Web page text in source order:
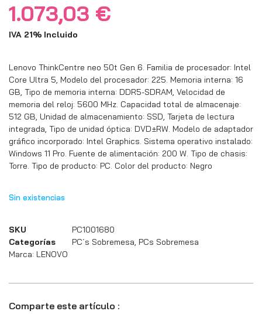
1.073,03 €
IVA 21% Incluido
Lenovo ThinkCentre neo 50t Gen 6. Familia de procesador: Intel
Core Ultra 5, Modelo del procesador: 225. Memoria interna: 16
GB, Tipo de memoria interna: DDR5-SDRAM, Velocidad de
memoria del reloj: 5600 MHz. Capacidad total de almacenaje:
512 GB, Unidad de almacenamiento: SSD, Tarjeta de lectura
integrada, Tipo de unidad óptica: DVD±RW. Modelo de adaptador
gráfico incorporado: Intel Graphics. Sistema operativo instalado:
Windows 11 Pro. Fuente de alimentación: 200 W. Tipo de chasis:
Torre. Tipo de producto: PC. Color del producto: Negro
Sin existencias
SKU
PC1001680
Categorías
PC´s Sobremesa, PCs Sobremesa
Marca: LENOVO
Comparte este artículo :